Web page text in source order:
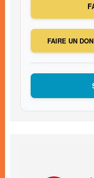
FAIRE UN